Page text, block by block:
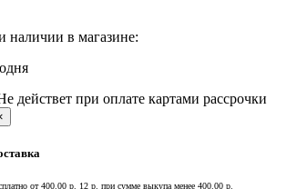
наличии в магазине:
действет при оплате картами рассрочки
от 400.00 р. 12 р. при сумме выкупа менее 400.00 р.